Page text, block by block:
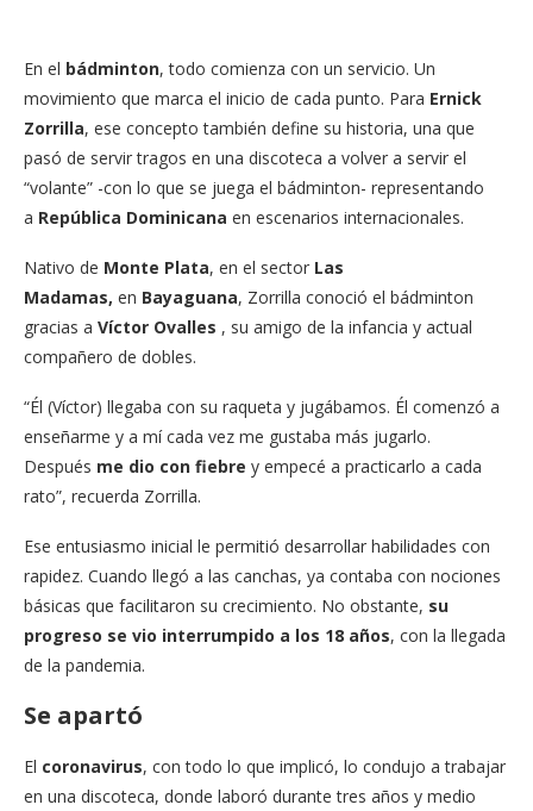
En el bádminton, todo comienza con un servicio. Un
movimiento que marca el inicio de cada punto. Para Ernick
Zorrilla, ese concepto también define su historia, una que
pasó de servir tragos en una discoteca a volver a servir el
“volante” -con lo que se juega el bádminton- representando
a República Dominicana en escenarios internacionales.
Nativo de Monte Plata, en el sector Las
Madamas, en Bayaguana, Zorrilla conoció el bádminton
gracias a Víctor Ovalles , su amigo de la infancia y actual
compañero de dobles.
“Él (Víctor) llegaba con su raqueta y jugábamos. Él comenzó a
enseñarme y a mí cada vez me gustaba más jugarlo.
Después me dio con fiebre y empecé a practicarlo a cada
rato”, recuerda Zorrilla.
Ese entusiasmo inicial le permitió desarrollar habilidades con
rapidez. Cuando llegó a las canchas, ya contaba con nociones
básicas que facilitaron su crecimiento. No obstante, su
progreso se vio interrumpido a los 18 años, con la llegada
de la pandemia.
Se apartó
El coronavirus, con todo lo que implicó, lo condujo a trabajar
en una discoteca, donde laboró durante tres años y medio